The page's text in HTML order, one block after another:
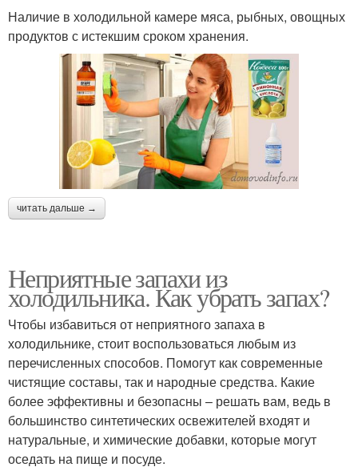
Наличие в холодильной камере мяса, рыбных, овощных
продуктов с истекшим сроком хранения.
читать дальше →
Неприятные запахи из
холодильника. Как убрать запах?
Чтобы избавиться от неприятного запаха в
холодильнике, стоит воспользоваться любым из
перечисленных способов. Помогут как современные
чистящие составы, так и народные средства. Какие
более эффективны и безопасны – решать вам, ведь в
большинство синтетических освежителей входят и
натуральные, и химические добавки, которые могут
оседать на пище и посуде.